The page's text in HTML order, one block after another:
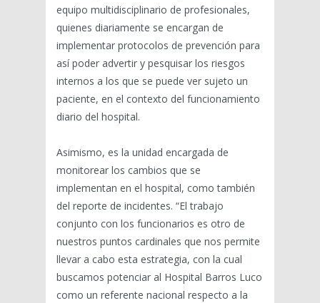
equipo multidisciplinario de profesionales,
quienes diariamente se encargan de
implementar protocolos de prevención para
así poder advertir y pesquisar los riesgos
internos a los que se puede ver sujeto un
paciente, en el contexto del funcionamiento
diario del hospital.
Asimismo, es la unidad encargada de
monitorear los cambios que se
implementan en el hospital, como también
del reporte de incidentes. “El trabajo
conjunto con los funcionarios es otro de
nuestros puntos cardinales que nos permite
llevar a cabo esta estrategia, con la cual
buscamos potenciar al Hospital Barros Luco
como un referente nacional respecto a la